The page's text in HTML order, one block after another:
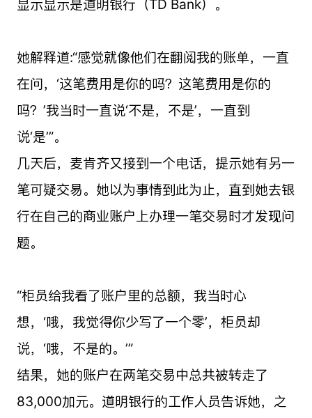
显示显示是道明银行（TD Bank）。
她解释道:“感觉就像他们在翻阅我的账单，一直
在问，‘这笔费用是你的吗？这笔费用是你的
吗？’我当时一直说‘不是，不是’，一直到
说‘是’”。
几天后，麦肯齐又接到一个电话，提示她有另一
笔可疑交易。她以为事情到此为止，直到她去银
行在自己的商业账户上办理一笔交易时才发现问
题。
“柜员给我看了账户里的总额，我当时心
想，‘哦，我觉得你少写了一个零’，柜员却
说，‘哦，不是的。’”
结果，她的账户在两笔交易中总共被转走了
83,000加元。道明银行的工作人员告诉她，之